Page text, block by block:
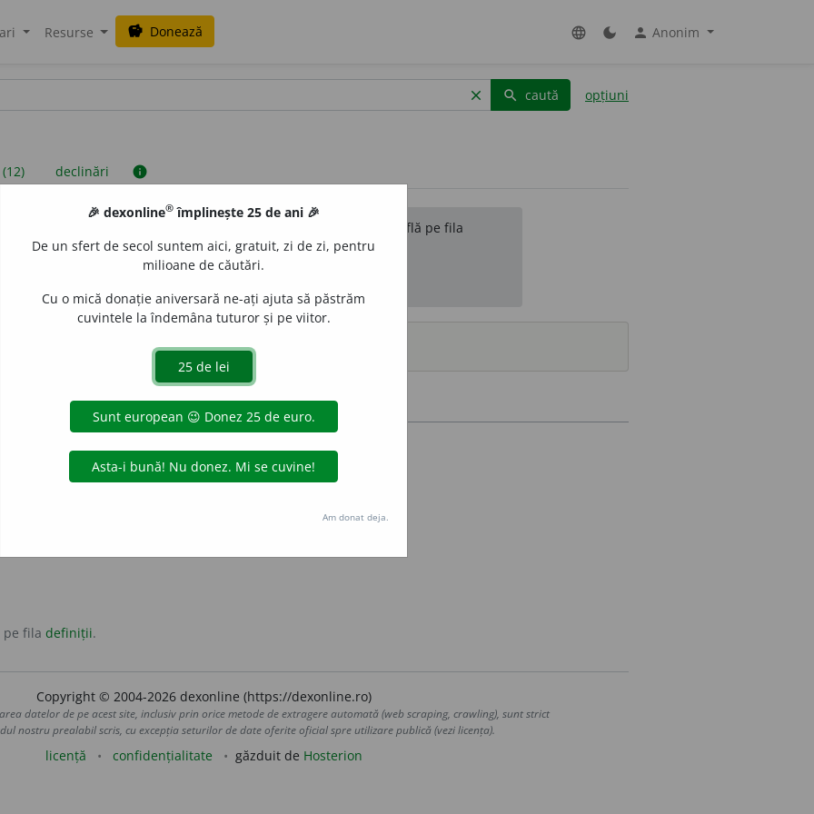
Resurse savings Donează language dark_mode person Anonim
clear search caută opțiuni
declinări info
sunt compilate de echipa dexonline. Definițiile originale se află pe fila
reordona filele pe pagina depreferințe.
surse
de mărfuri.
pe fila definiții.
Copyright © 2004-2026 dexonline (https://dexonline.ro)
datelor de pe acest site, inclusiv prin orice metode de extragere automată (web scraping, crawling), sunt strict
nostru prealabil scris, cu excepția seturilor de date oferite oficial spre utilizare publică (vezi licența).
licență confidențialitate găzduit de Hosterion
🎉 dexonline® împlinește 25 de ani 🎉
De un sfert de secol suntem aici, gratuit, zi de zi, pentru
milioane de căutări.
Cu o mică donație aniversară ne-ați ajuta să păstrăm
cuvintele la îndemâna tuturor și pe viitor.
Am donat deja.